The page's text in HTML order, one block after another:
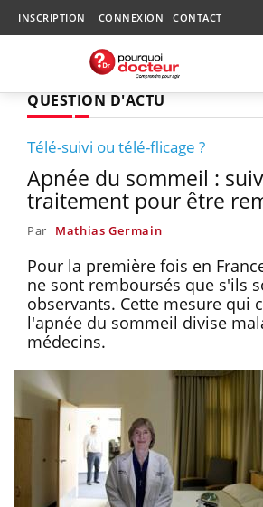
INSCRIPTION CONNEXION CONTACT
QUESTION D'ACTU
Télé-suivi ou télé-flicage ?
Apnée du sommeil :
traitement pour être
Par Mathias Germain
Pour la première fois en
ne sont remboursés que s'ils
observants. Cette mesure qui
l'apnée du sommeil divise
médecins.